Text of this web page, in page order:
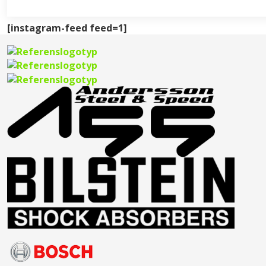
[instagram-feed feed=1]